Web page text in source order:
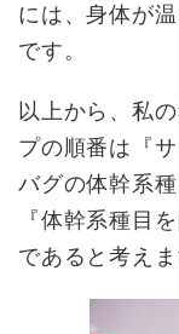
には、身体が
です。
以上から、私
プの順番は『
バグの体幹系
『体幹系種目
であると考えま